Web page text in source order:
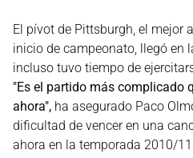
El pívot de Pittsburgh, el mejor
inicio de campeonato, llegó en
incluso tuvo tiempo de
"Es el partido más complicado
ahora", ha asegurado Paco
dificultad de vencer en una
ahora en la temporada 2010/